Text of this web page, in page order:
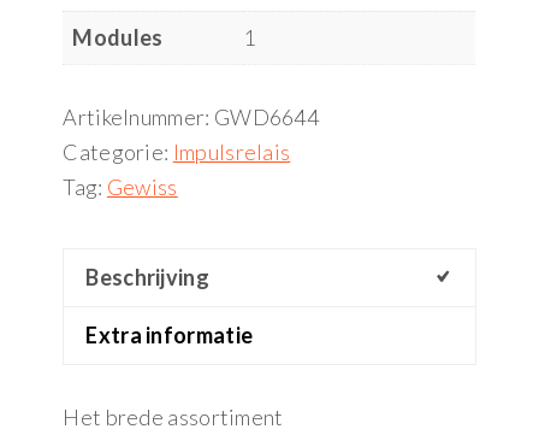
Modules 1
Artikelnummer: GWD6644
Categorie: Impulsrelais
Tag: Gewiss
Beschrijving
Extra informatie
Het brede assortiment